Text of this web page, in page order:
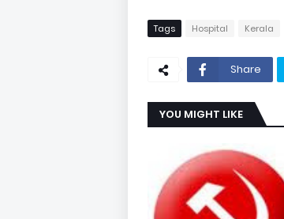
Tags Hospital Kerala
Share
YOU MIGHT LIKE